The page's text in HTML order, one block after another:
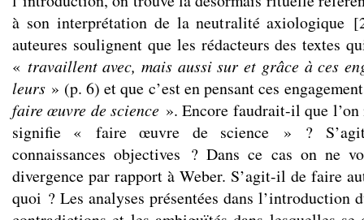
à son interprétation de la neutralité axiologique [
auteures soulignent que les rédacteurs des textes
« travaillent avec, mais aussi sur et grâce à ces
leurs » (p. 6) et que c’est en pensant ces
faire œuvre de science ». Encore faudrait-il que l’on
signifie « faire œuvre de science » ?
connaissances objectives ? Dans ce cas on ne
divergence par rapport à Weber. S’agit-il de faire
quoi ? Les analyses présentées dans l’introduction